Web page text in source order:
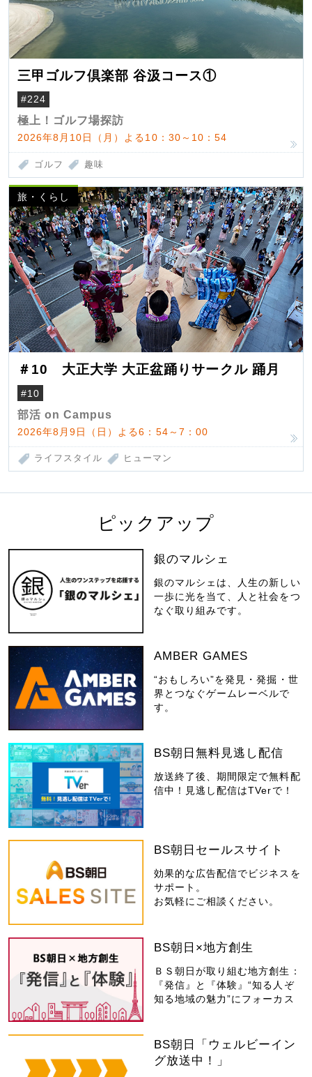
三甲ゴルフ倶楽部 谷汲コース①
#224
極上！ゴルフ場探訪
2026年8月10日（月）よる10：30～10：54
ゴルフ 趣味
旅・くらし
＃10 大正大学 大正盆踊りサークル 踊月
#10
部活 on Campus
2026年8月9日（日）よる6：54～7：00
ライフスタイル ヒューマン
ピックアップ
銀のマルシェ
銀のマルシェは、人生の新しい
一歩に光を当て、人と社会をつ
なぐ取り組みです。
AMBER GAMES
“おもしろい”を発見・発掘・世
界とつなぐゲームレーベルで
す。
BS朝日無料見逃し配信
放送終了後、期間限定で無料配
信中！見逃し配信はTVerで！
BS朝日セールスサイト
効果的な広告配信でビジネスを
サポート。
お気軽にご相談ください。
BS朝日×地方創生
ＢＳ朝日が取り組む地方創生：
『発信』と『体験』“知る人ぞ
知る地域の魅力”にフォーカス
BS朝日「ウェルビーイン
グ放送中！」